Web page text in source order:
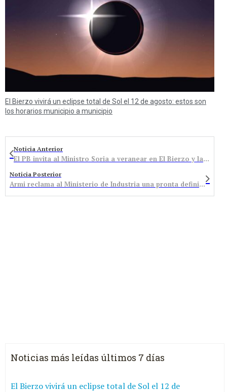
El Bierzo vivirá un eclipse total de Sol el 12 de agosto: estos son
los horarios municipio a municipio
Noticia Anterior
El PB invita al Ministro Soria a veranear en El Bierzo y las cuencas mineras
Noticia Posterior
Armi reclama al Ministerio de Industria una pronta definición del marco del carbón hasta 2018
Noticias más leídas últimos 7 días
El Bierzo vivirá un eclipse total de Sol el 12 de